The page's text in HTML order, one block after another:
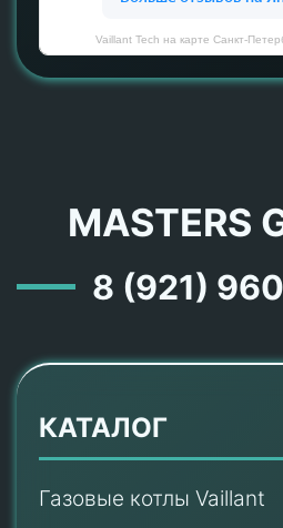
Vaillant Tech на карте
MASTERS
8 (921)
КАТАЛОГ
Газовые котлы Vaillant